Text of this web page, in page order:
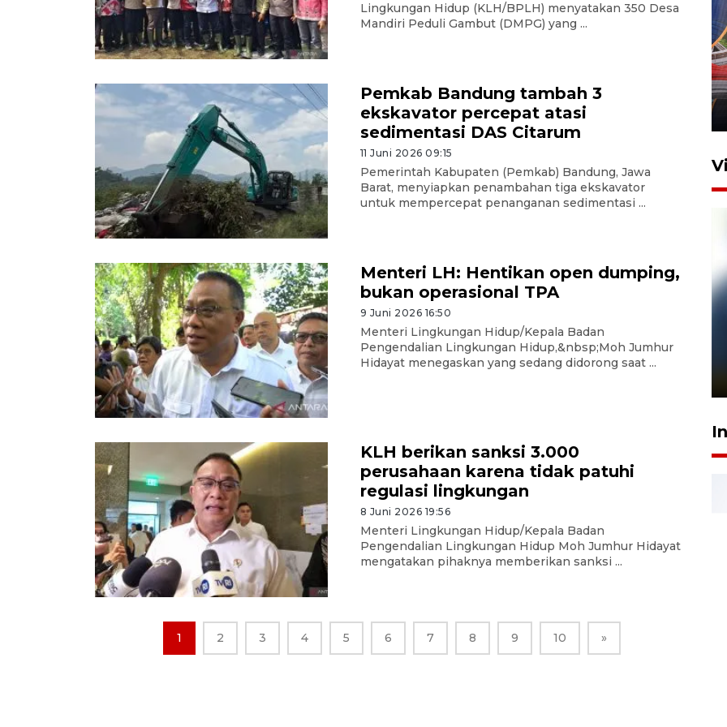
Lingkungan Hidup (KLH/BPLH) menyatakan 350 Desa
Mandiri Peduli Gambut (DMPG) yang ...
Pemkab Bandung tambah 3
ekskavator percepat atasi
sedimentasi DAS Citarum
11 Juni 2026 09:15
Pemerintah Kabupaten (Pemkab) Bandung, Jawa
Barat, menyiapkan penambahan tiga ekskavator
untuk mempercepat penanganan sedimentasi ...
Menteri LH: Hentikan open dumping,
bukan operasional TPA
9 Juni 2026 16:50
Menteri Lingkungan Hidup/Kepala Badan
Pengendalian Lingkungan Hidup,&nbsp;Moh Jumhur
Hidayat menegaskan yang sedang didorong saat ...
KLH berikan sanksi 3.000
perusahaan karena tidak patuhi
regulasi lingkungan
8 Juni 2026 19:56
Menteri Lingkungan Hidup/Kepala Badan
Pengendalian Lingkungan Hidup Moh Jumhur Hidayat
mengatakan pihaknya memberikan sanksi ...
1 2 3 4 5 6 7 8 9 10 »
Stasiun Bogor
12 Juni 2026 18:49
Pelanggan Filaha Farm setia
sampai 8 tahan?